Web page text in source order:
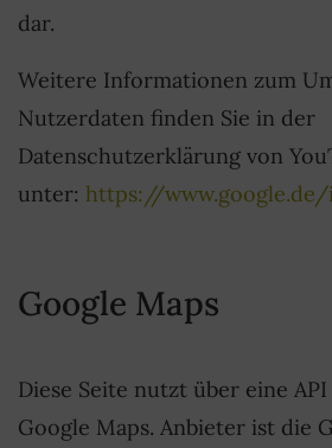
dar.
Weitere Informationen zum
Nutzerdaten finden Sie in der
Datenschutzerklärung von
unter: https://
Google Maps
Diese Seite nutzt über eine
Google Maps. Anbieter ist die